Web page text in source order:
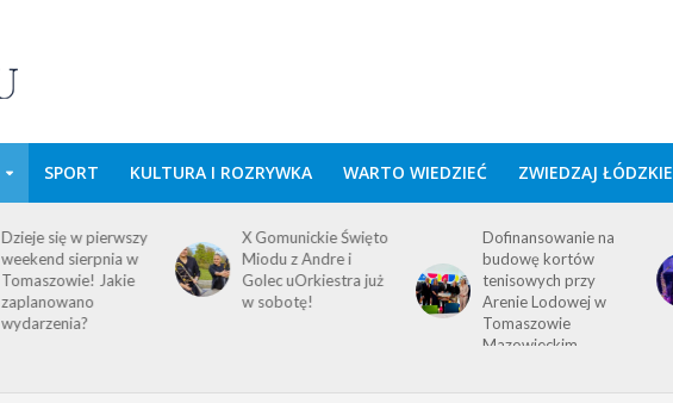
SPORT KULTURA I ROZRYWKA WARTO WIEDZIEĆ ZWIEDZAJ ŁÓDZKIE
Dzieje się w pierwszy
weekend sierpnia w
Tomaszowie! Jakie
zaplanowano
wydarzenia?
X Gomunickie Święto
Miodu z Andre i
Golec uOrkiestra już
w sobotę!
Dofinansowanie na
budowę kortów
tenisowych przy
Arenie Lodowej w
Tomaszowie
Mazowieckim